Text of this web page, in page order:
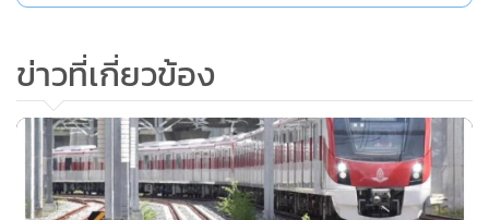
ขณะที่ วันอังคารที่ 17 ต.ค. 2566 มีจำนวนผู้ใช้บริการระบบราง
1. รถไฟระหว่างเมืองของ รฟท. ให้บริการเดินรถไฟ 213 ขบวน
มีผู้ใช้บริการรวม 71,222 คน-เที่ยว แบ่งเป็นขบวนรถเชิงพาณิชย์
25,050 คน-เที่ยว และขบวนรถเชิงสังคม 46,172 คน-เที่ยว
ข่าวที่เกี่ยวข้อง